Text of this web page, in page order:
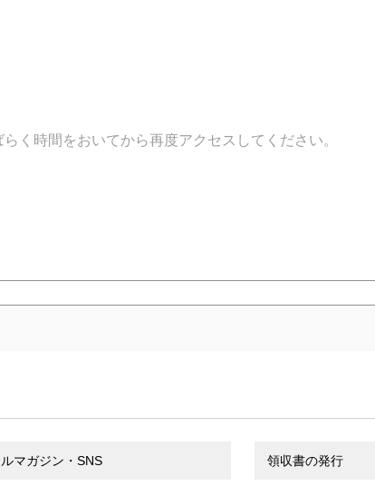
く時間をおいてから再度アクセスしてください。
ルマガジン・SNS 領収書の発行